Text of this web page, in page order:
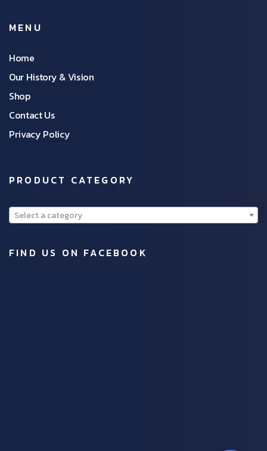
MENU
Home
Our History & Vision
Shop
Contact Us
Privacy Policy
PRODUCT CATEGORY
Select a category
FIND US ON FACEBOOK